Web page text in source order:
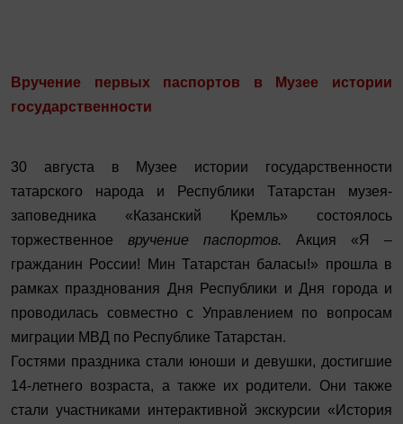
Вручение первых паспортов в Музее истории
государственности
30 августа в Музее истории государственности
татарского народа и Республики Татарстан музея-
заповедника «Казанский Кремль» состоялось
торжественное вручение паспортов. Акция «Я –
гражданин России! Мин Татарстан баласы!» прошла в
рамках празднования Дня Республики и Дня города и
проводилась совместно с Управлением по вопросам
миграции МВД по Республике Татарстан.
Гостями праздника стали юноши и девушки, достигшие
14-летнего возраста, а также их родители. Они также
стали участниками интерактивной экскурсии «История